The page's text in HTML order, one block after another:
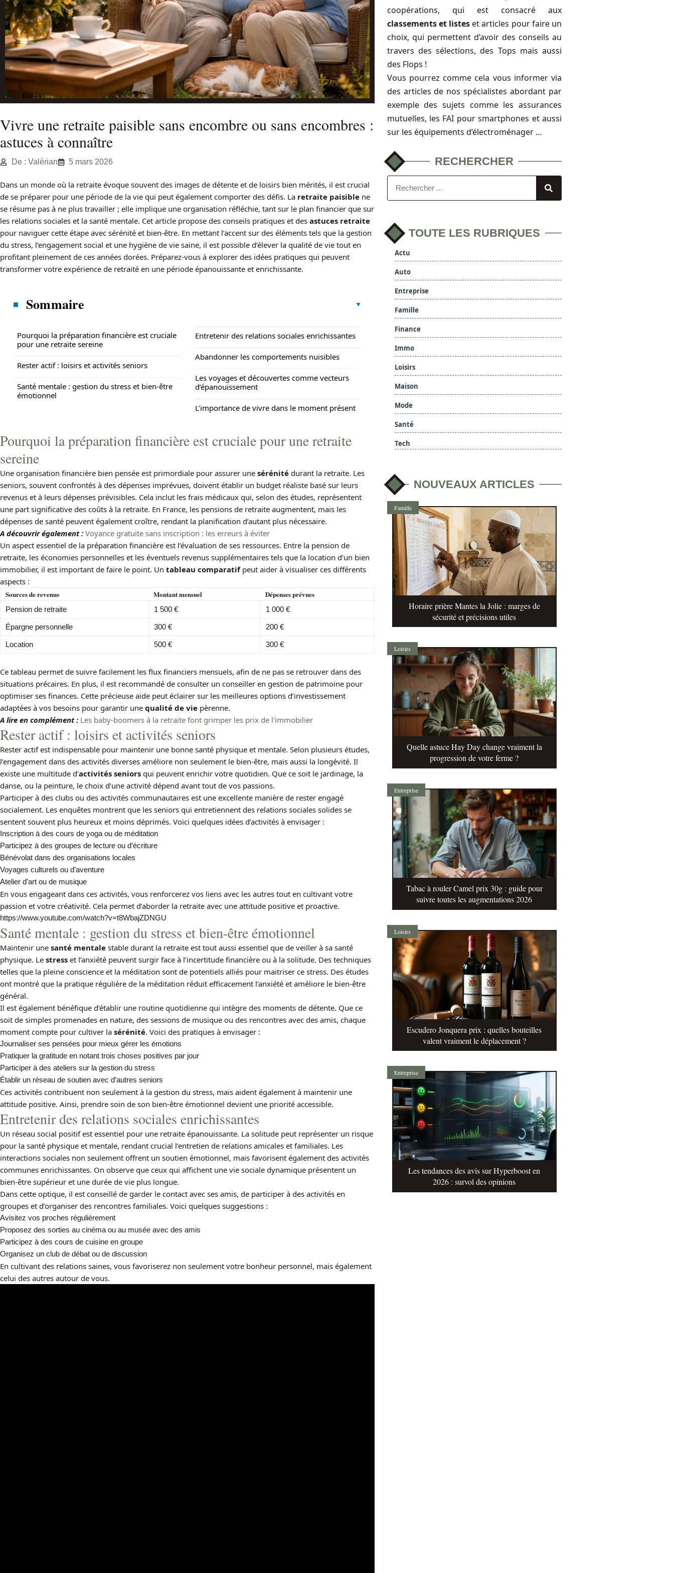
Vivre une retraite paisible sans encombre ou sans encombres :
astuces à connaître
De : Valérian 5 mars 2026
Dans un monde où la retraite évoque souvent des images de détente et de loisirs bien mérités, il est crucial
de se préparer pour une période de la vie qui peut également comporter des défis. La retraite paisible ne
se résume pas à ne plus travailler ; elle implique une organisation réfléchie, tant sur le plan financier que sur
les relations sociales et la santé mentale. Cet article propose des conseils pratiques et des astuces retraite
pour naviguer cette étape avec sérénité et bien-être. En mettant l’accent sur des éléments tels que la gestion
du stress, l’engagement social et une hygiène de vie saine, il est possible d’élever la qualité de vie tout en
profitant pleinement de ces années dorées. Préparez-vous à explorer des idées pratiques qui peuvent
transformer votre expérience de retraité en une période épanouissante et enrichissante.
Sommaire
Pourquoi la préparation financière est cruciale
pour une retraite sereine
Rester actif : loisirs et activités seniors
Santé mentale : gestion du stress et bien-être
émotionnel
Entretenir des relations sociales enrichissantes
Abandonner les comportements nuisibles
Les voyages et découvertes comme vecteurs
d’épanouissement
L’importance de vivre dans le moment présent
Pourquoi la préparation financière est cruciale pour une retraite
sereine
Une organisation financière bien pensée est primordiale pour assurer une sérénité durant la retraite. Les
seniors, souvent confrontés à des dépenses imprévues, doivent établir un budget réaliste basé sur leurs
revenus et à leurs dépenses prévisibles. Cela inclut les frais médicaux qui, selon des études, représentent
une part significative des coûts à la retraite. En France, les pensions de retraite augmentent, mais les
dépenses de santé peuvent également croître, rendant la planification d’autant plus nécessaire.
A découvrir également : Voyance gratuite sans inscription : les erreurs à éviter
Un aspect essentiel de la préparation financière est l’évaluation de ses ressources. Entre la pension de
retraite, les économies personnelles et les éventuels revenus supplémentaires tels que la location d’un bien
immobilier, il est important de faire le point. Un tableau comparatifpeut aider à visualiser ces différents
aspects :
Sources de revenus Montant mensuel Dépenses prévues
Pension de retraite 1 500 € 1 000 €
Épargne personnelle 300 € 200 €
Location 500 € 300 €
Ce tableau permet de suivre facilement les flux financiers mensuels, afin de ne pas se retrouver dans des
situations précaires. En plus, il est recommandé de consulter un conseiller en gestion de patrimoine pour
optimiser ses finances. Cette précieuse aide peut éclairer sur les meilleures options d’investissement
adaptées à vos besoins pour garantir une qualité de vie pèrenne.
A lire en complément : Les baby-boomers à la retraite font grimper les prix de l'immobilier
Rester actif : loisirs et activités seniors
Rester actif est indispensable pour maintenir une bonne santé physique et mentale. Selon plusieurs études,
l’engagement dans des activités diverses améliore non seulement le bien-être, mais aussi la longévité. Il
existe une multitude d’activités seniors qui peuvent enrichir votre quotidien. Que ce soit le jardinage, la
danse, ou la peinture, le choix d’une activité dépend avant tout de vos passions.
Participer à des clubs ou des activités communautaires est une excellente manière de rester engagé
socialement. Les enquêtes montrent que les seniors qui entretiennent des relations sociales solides se
sentent souvent plus heureux et moins déprimés. Voici quelques idées d’activités à envisager :
Inscription à des cours de yoga ou de méditation
Participez à des groupes de lecture ou d’écriture
Bénévolat dans des organisations locales
Voyages culturels ou d’aventure
Atelier d’art ou de musique
En vous engageant dans ces activités, vous renforcerez vos liens avec les autres tout en cultivant votre
passion et votre créativité. Cela permet d’aborder la retraite avec une attitude positive et proactive.
https://www.youtube.com/watch?v=t8WbajZDNGU
Santé mentale : gestion du stress et bien-être émotionnel
Maintenir une santé mentale stable durant la retraite est tout aussi essentiel que de veiller à sa santé
physique. Le stress et l’anxiété peuvent surgir face à l’incertitude financière ou à la solitude. Des techniques
telles que la pleine conscience et la méditation sont de potentiels alliés pour maitriser ce stress. Des études
ont montré que la pratique régulière de la méditation réduit efficacement l’anxiété et améliore le bien-être
général.
Il est également bénéfique d’établir une routine quotidienne qui intègre des moments de détente. Que ce
soit de simples promenades en nature, des sessions de musique ou des rencontres avec des amis, chaque
moment compte pour cultiver la sérénité. Voici des pratiques à envisager :
Journaliser ses pensées pour mieux gérer les émotions
Pratiquer la gratitude en notant trois choses positives par jour
Participer à des ateliers sur la gestion du stress
Établir un réseau de soutien avec d’autres seniors
Ces activités contribuent non seulement à la gestion du stress, mais aident également à maintenir une
attitude positive. Ainsi, prendre soin de son bien-être émotionnel devient une priorité accessible.
Entretenir des relations sociales enrichissantes
Un réseau social positif est essentiel pour une retraite épanouissante. La solitude peut représenter un risque
pour la santé physique et mentale, rendant crucial l’entretien de relations amicales et familiales. Les
interactions sociales non seulement offrent un soutien émotionnel, mais favorisent également des activités
communes enrichissantes. On observe que ceux qui affichent une vie sociale dynamique présentent un
bien-être supérieur et une durée de vie plus longue.
Dans cette optique, il est conseillé de garder le contact avec ses amis, de participer à des activités en
groupes et d’organiser des rencontres familiales. Voici quelques suggestions :
Avisitez vos proches régulièrement
Proposez des sorties au cinéma ou au musée avec des amis
Participez à des cours de cuisine en groupe
Organisez un club de débat ou de discussion
En cultivant des relations saines, vous favoriserez non seulement votre bonheur personnel, mais également
celui des autres autour de vous.
coopérations, qui est consacré aux
classements et listeset articles pour faire un
choix, qui permettent d’avoir des conseils au
travers des sélections, des Tops mais aussi
des Flops !
Vous pourrez comme cela vous informer via
des articles de nos spécialistes abordant par
exemple des sujets comme les assurances
mutuelles, les FAI pour smartphones et aussi
sur les équipements d’électroménager …
RECHERCHER
TOUTE LES RUBRIQUES
Actu
Auto
Entreprise
Famille
Finance
Immo
Loisirs
Maison
Mode
Santé
Tech
NOUVEAUX ARTICLES
Famille
Horaire prière Mantes la Jolie : marges de
sécurité et précisions utiles
Loisirs
Quelle astuce Hay Day change vraiment la
progression de votre ferme ?
Entreprise
Tabac à rouler Camel prix 30g : guide pour
suivre toutes les augmentations 2026
Loisirs
Escudero Jonquera prix : quelles bouteilles
valent vraiment le déplacement ?
Entreprise
Les tendances des avis sur Hyperboost en
2026 : survol des opinions